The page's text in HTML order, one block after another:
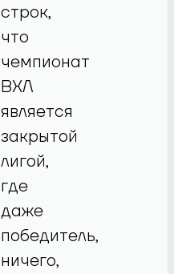
строк,
что
чемпионат
ВХЛ
является
закрытой
лигой,
где
даже
победитель,
ничего,